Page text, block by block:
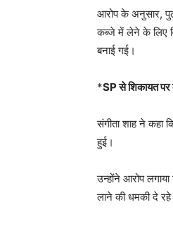
आरोप के अनुसार,
कब्जे में लेने के लिए
बनाई गई।
*SP से शिकायत पर
संगीता शाह ने कहा
हुई।
उन्होंने आरोप
लाने की धमकी दे